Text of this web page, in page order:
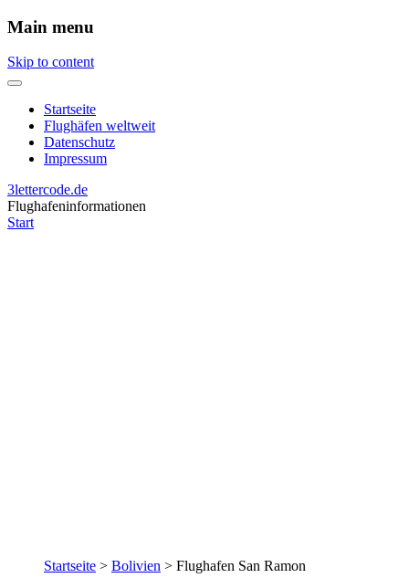
Main menu
Skip to content
Startseite
Flughäfen weltweit
Datenschutz
Impressum
3lettercode.de
Flughafeninformationen
Start
Startseite > Bolivien > Flughafen San Ramon